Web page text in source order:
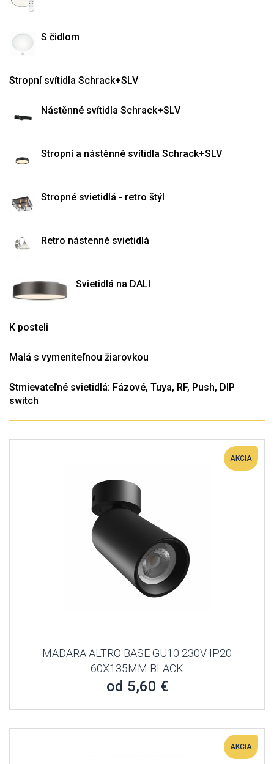
S čidlom
Stropní svítidla Schrack+SLV
Nástěnné svítidla Schrack+SLV
Stropní a nástěnné svítidla Schrack+SLV
Stropné svietidlá - retro štýl
Retro nástenné svietidlá
Svietidlá na DALI
K posteli
Malá s vymeniteľnou žiarovkou
Stmievateľné svietidlá: Fázové, Tuya, RF, Push, DIP
switch
AKCIA
MADARA ALTRO BASE GU10 230V IP20
60X135MM BLACK
od 5,60 €
AKCIA